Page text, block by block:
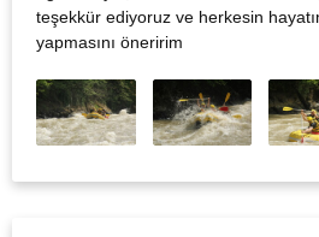
teşekkür ediyoruz ve herkesin
yapmasını öneririm